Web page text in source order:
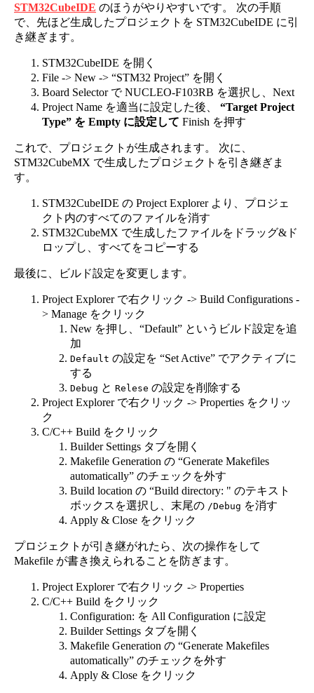
STM32CubeIDE のほうがやりやすいです。 次の手順
で、先ほど生成したプロジェクトを STM32CubeIDE に引
き継ぎます。
STM32CubeIDE を開く
File -> New -> “STM32 Project” を開く
Board Selector で NUCLEO-F103RB を選択し、Next
Project Name を適当に設定した後、 “Target Project
Type” を Empty に設定して Finish を押す
これで、プロジェクトが生成されます。 次に、
STM32CubeMX で生成したプロジェクトを引き継ぎま
す。
STM32CubeIDE の Project Explorer より、プロジェ
クト内のすべてのファイルを消す
STM32CubeMX で生成したファイルをドラッグ&ド
ロップし、すべてをコピーする
最後に、ビルド設定を変更します。
Project Explorer で右クリック -> Build Configurations -
> Manage をクリック
New を押し、“Default” というビルド設定を追
加
Default の設定を “Set Active” でアクティブに
する
Debug と Relese の設定を削除する
Project Explorer で右クリック -> Properties をクリッ
ク
C/C++ Build をクリック
Builder Settings タブを開く
Makefile Generation の “Generate Makefiles
automatically” のチェックを外す
Build location の “Build directory: " のテキスト
ボックスを選択し、末尾の /Debug を消す
Apply & Close をクリック
プロジェクトが引き継がれたら、次の操作をして
Makefile が書き換えられることを防ぎます。
Project Explorer で右クリック -> Properties
C/C++ Build をクリック
Configuration: を All Configuration に設定
Builder Settings タブを開く
Makefile Generation の “Generate Makefiles
automatically” のチェックを外す
Apply & Close をクリック